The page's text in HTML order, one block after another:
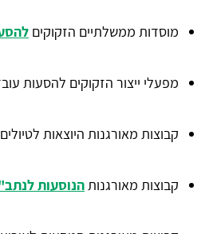
מוסדות ממשלתיים הזקוקים
מפעלי ייצור הזקוקים להסעות
קבוצות מאורגנות היוצאות
קבוצות מאורגנותהנוסעות